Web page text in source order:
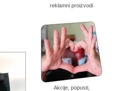
reklamni proizvodi
Akcije, popusti,